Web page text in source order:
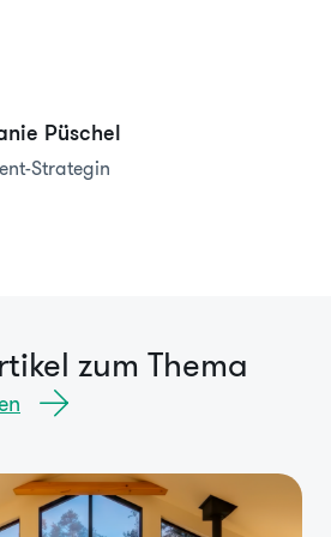
Püschel
Strategin
zum Thema